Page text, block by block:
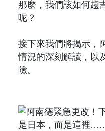
那麼，我們該如何趨
呢？
接下來我們將揭示，
情況的深刻解讀，以
險。